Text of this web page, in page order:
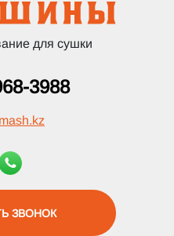
для сушки
3988
ЗВОНОК